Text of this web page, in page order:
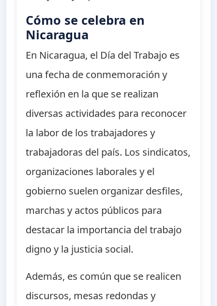
Cómo se celebra en
Nicaragua
En Nicaragua, el Día del Trabajo es
una fecha de conmemoración y
reflexión en la que se realizan
diversas actividades para reconocer
la labor de los trabajadores y
trabajadoras del país. Los sindicatos,
organizaciones laborales y el
gobierno suelen organizar desfiles,
marchas y actos públicos para
destacar la importancia del trabajo
digno y la justicia social.
Además, es común que se realicen
discursos, mesas redondas y